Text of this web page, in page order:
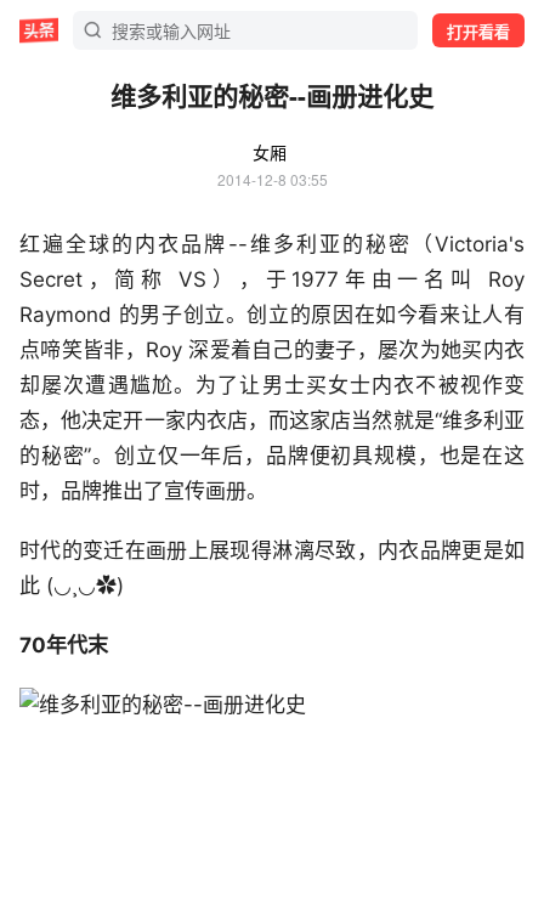
打开看看
维多利亚的秘密--画册进化史
女厢
2014-12-8 03:55
红遍全球的内衣品牌--维多利亚的秘密（Victoria's
Secret，简称 VS），于1977年由一名叫 Roy
Raymond 的男子创立。创立的原因在如今看来让人有
点啼笑皆非，Roy 深爱着自己的妻子，屡次为她买内衣
却屡次遭遇尴尬。为了让男士买女士内衣不被视作变
态，他决定开一家内衣店，而这家店当然就是“维多利亚
的秘密”。创立仅一年后，品牌便初具规模，也是在这
时，品牌推出了宣传画册。
时代的变迁在画册上展现得淋漓尽致，内衣品牌更是如
此 (◡¸◡✿)
70年代末